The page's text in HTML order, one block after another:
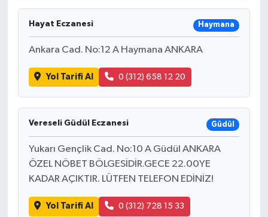
Hayat Eczanesi Haymana
Ankara Cad. No:12 A Haymana ANKARA
Yol Tarifi Al 0 (312) 658 12 20
Vereseli Güdül Eczanesi Güdül
Yukarı Gençlik Cad. No:10 A Güdül ANKARA
ÖZEL NÖBET BÖLGESİDİR.GECE 22.00YE
KADAR AÇIKTIR. LÜTFEN TELEFON EDİNİZ!
Yol Tarifi Al 0 (312) 728 15 33